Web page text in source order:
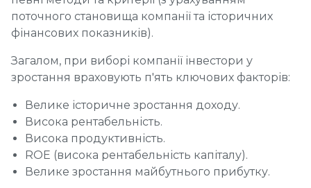
поточного становища компанії та історичних
фінансових показників).
Загалом, при виборі компанії інвестори у
зростання враховують п'ять ключових факторів:
Велике історичне зростання доходу.
Висока рентабельність.
Висока продуктивність.
ROE (висока рентабельність капіталу).
Велике зростання майбутнього прибутку.